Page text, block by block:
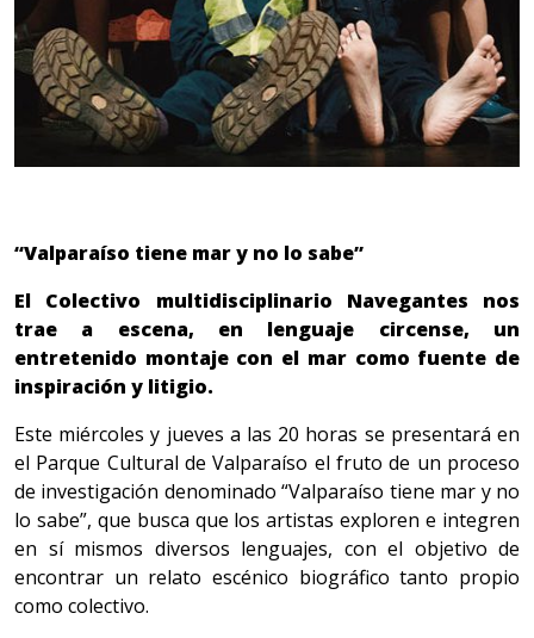
“Valparaíso tiene mar y no lo sabe”
El Colectivo multidisciplinario Navegantes nos
trae a escena, en lenguaje circense, un
entretenido montaje con el mar como fuente de
inspiración y litigio.
Este miércoles y jueves a las 20 horas se presentará en
el Parque Cultural de Valparaíso el fruto de un proceso
de investigación denominado “Valparaíso tiene mar y no
lo sabe”, que busca que los artistas exploren e integren
en sí mismos diversos lenguajes, con el objetivo de
encontrar un relato escénico biográfico tanto propio
como colectivo.